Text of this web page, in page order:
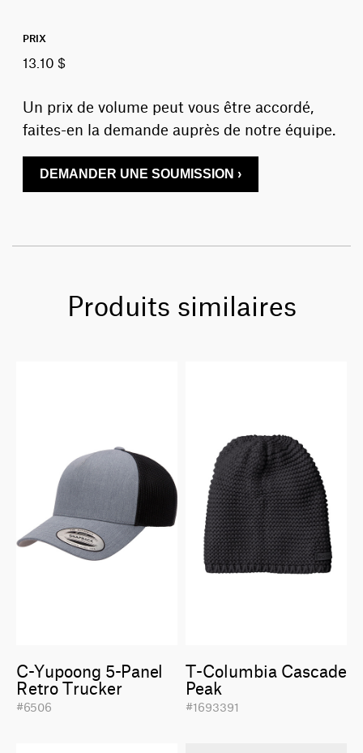
PRIX
13.10 $
Un prix de volume peut vous être accordé,
faites-en la demande auprès de notre équipe.
DEMANDER UNE SOUMISSION ›
Produits similaires
C-Yupoong 5-Panel
Retro Trucker
#6506
T-Columbia Cascade
Peak
#1693391